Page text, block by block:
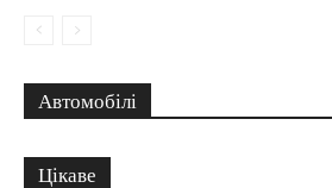
Автомобілі
Цікаве